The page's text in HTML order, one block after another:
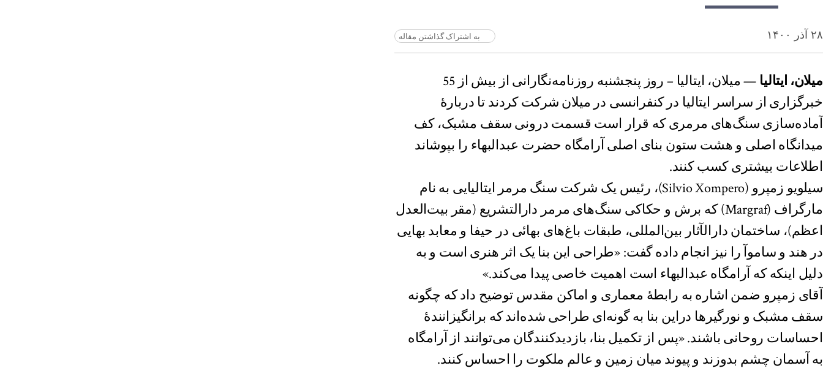
۲۸ آذر ۱۴۰۰ به اشتراک گذاشتن مقاله
میلان، ایتالیا
— میلان، ایتالیا – روز پنجشنبه روزنامه‌نگارانی از بیش از 55
خبرگزاری از سراسر ایتالیا در کنفرانسی در میلان شرکت کردند تا دربارهٔ
آماده‌سازی سنگ‌های مرمری که قرار است قسمت درونی سقف مشبک، کف
میدانگاه اصلی و هشت ستون بنای اصلی آرامگاه حضرت عبدالبهاء را بپوشاند
اطلاعات بیشتری کسب کنند.
سیلویو زمپرو (Silvio Xompero)، رئیس یک شرکت سنگ مرمر ایتالیایی به نام
مارگراف (Margraf) که برش و حکاکی سنگ‌های مرمر دارالتشریع (مقر بیت‌العدل
اعظم)، ساختمان دارالآثار بین‌المللی، طبقات باغ‌های بهائی در حیفا و معابد بهایی
در هند و ساموآ را نیز انجام داده گفت: «طراحی این بنا یک اثر هنری است و به
دلیل اینکه که آرامگاه عبدالبهاء است اهمیت خاصی پیدا می‌کند.»
آقای زمپرو ضمن اشاره به رابطهٔ معماری و اماکن مقدس توضیح داد که چگونه
سقف‌ مشبک و نورگیرها دراین بنا به گونه‌ای طراحی شده‌اند که برانگیزانندهٔ
احساسات روحانی باشند. «پس از تکمیل بنا، بازدیدکنندگان می‌توانند از آرامگاه
به آسمان چشم بدوزند و پیوند میان زمین و عالم ملکوت را احساس کنند.